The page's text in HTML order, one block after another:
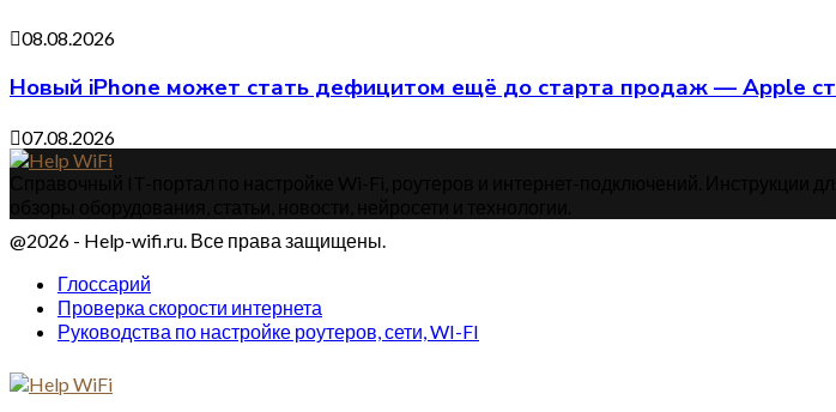
08.08.2026
Новый iPhone может стать дефицитом ещё до старта продаж — Apple
07.08.2026
@2026 - Help-wifi.ru. Все права защищены.
Глоссарий
Проверка скорости интернета
Руководства по настройке роутеров, сети, WI-FI